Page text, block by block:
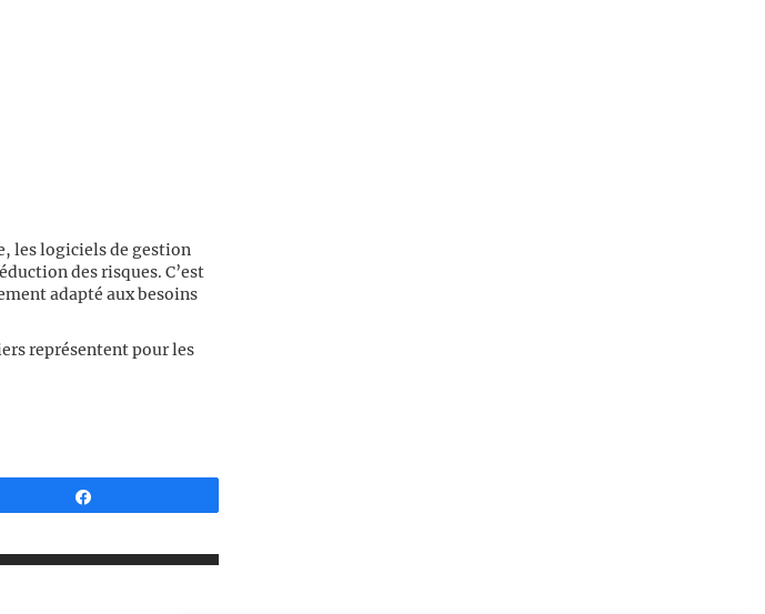
les logiciels de gestion
des risques. C’est
adapté aux besoins
représentent pour les